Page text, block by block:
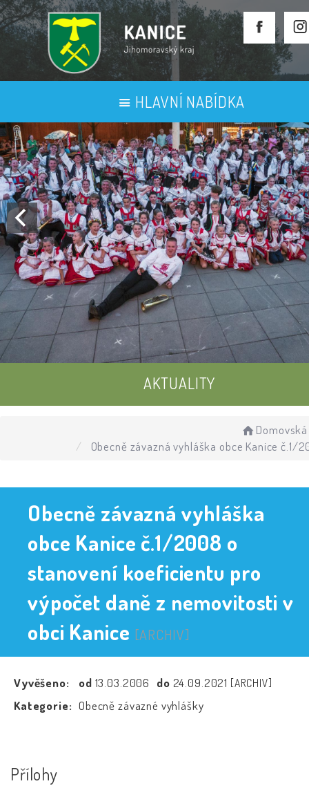
HLAVNÍ NABÍDKA
AKTUALITY
Obecně závazná vyhláška obce Kanice
Obecně závazná vyhláška
obce Kanice č.1/2008 o
stanovení koeficientu pro
výpočet daně z nemovitosti v
obci Kanice [ARCHIV]
Vyvěšeno: od 13.03.2006 do 24.09.2021 [ARCHIV]
Kategorie: Obecně závazné vyhlášky
Přílohy